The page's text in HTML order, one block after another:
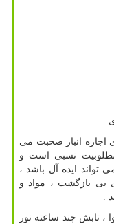
اجاره انبار صحبت می
مطلوبیت نسبی است و
ایده آل باشد ،
بی بازگشت ، مواد و
.
، تابش چند ساعته نور